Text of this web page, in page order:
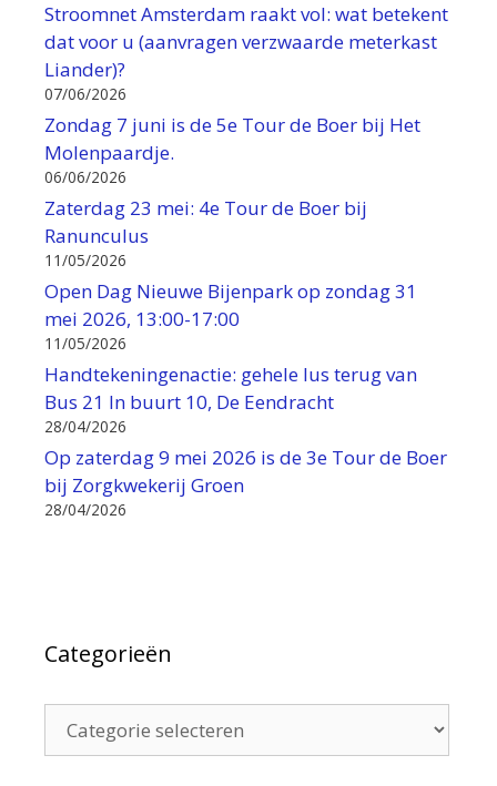
Stroomnet Amsterdam raakt vol: wat betekent
dat voor u (aanvragen verzwaarde meterkast
Liander)?
07/06/2026
Zondag 7 juni is de 5e Tour de Boer bij Het
Molenpaardje.
06/06/2026
Zaterdag 23 mei: 4e Tour de Boer bij
Ranunculus
11/05/2026
Open Dag Nieuwe Bijenpark op zondag 31
mei 2026, 13:00-17:00
11/05/2026
Handtekeningenactie: gehele lus terug van
Bus 21 In buurt 10, De Eendracht
28/04/2026
Op zaterdag 9 mei 2026 is de 3e Tour de Boer
bij Zorgkwekerij Groen
28/04/2026
Categorieën